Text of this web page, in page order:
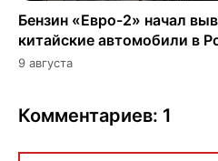
Бензин «Евро-2» начал
китайские автомобили в
9 августа
Комментариев: 1